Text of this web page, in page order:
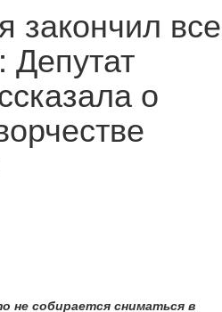
закончил все
о
не собирается сниматься в